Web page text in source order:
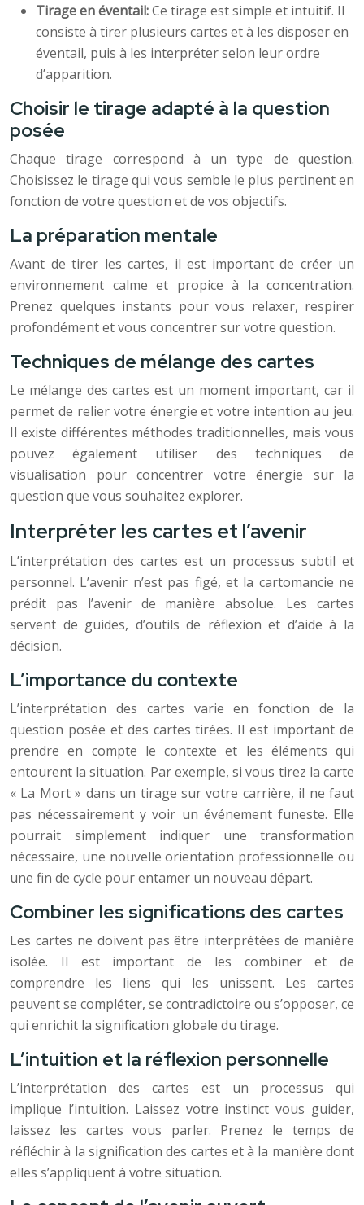
Tirage en éventail:Ce tirage est simple et intuitif. Il
consiste à tirer plusieurs cartes et à les disposer en
éventail, puis à les interpréter selon leur ordre
d’apparition.
Choisir le tirage adapté à la question
posée
Chaque tirage correspond à un type de question.
Choisissez le tirage qui vous semble le plus pertinent en
fonction de votre question et de vos objectifs.
La préparation mentale
Avant de tirer les cartes, il est important de créer un
environnement calme et propice à la concentration.
Prenez quelques instants pour vous relaxer, respirer
profondément et vous concentrer sur votre question.
Techniques de mélange des cartes
Le mélange des cartes est un moment important, car il
permet de relier votre énergie et votre intention au jeu.
Il existe différentes méthodes traditionnelles, mais vous
pouvez également utiliser des techniques de
visualisation pour concentrer votre énergie sur la
question que vous souhaitez explorer.
Interpréter les cartes et l’avenir
L’interprétation des cartes est un processus subtil et
personnel. L’avenir n’est pas figé, et la cartomancie ne
prédit pas l’avenir de manière absolue. Les cartes
servent de guides, d’outils de réflexion et d’aide à la
décision.
L’importance du contexte
L’interprétation des cartes varie en fonction de la
question posée et des cartes tirées. Il est important de
prendre en compte le contexte et les éléments qui
entourent la situation. Par exemple, si vous tirez la carte
« La Mort » dans un tirage sur votre carrière, il ne faut
pas nécessairement y voir un événement funeste. Elle
pourrait simplement indiquer une transformation
nécessaire, une nouvelle orientation professionnelle ou
une fin de cycle pour entamer un nouveau départ.
Combiner les significations des cartes
Les cartes ne doivent pas être interprétées de manière
isolée. Il est important de les combiner et de
comprendre les liens qui les unissent. Les cartes
peuvent se compléter, se contradictoire ou s’opposer, ce
qui enrichit la signification globale du tirage.
L’intuition et la réflexion personnelle
L’interprétation des cartes est un processus qui
implique l’intuition. Laissez votre instinct vous guider,
laissez les cartes vous parler. Prenez le temps de
réfléchir à la signification des cartes et à la manière dont
elles s’appliquent à votre situation.